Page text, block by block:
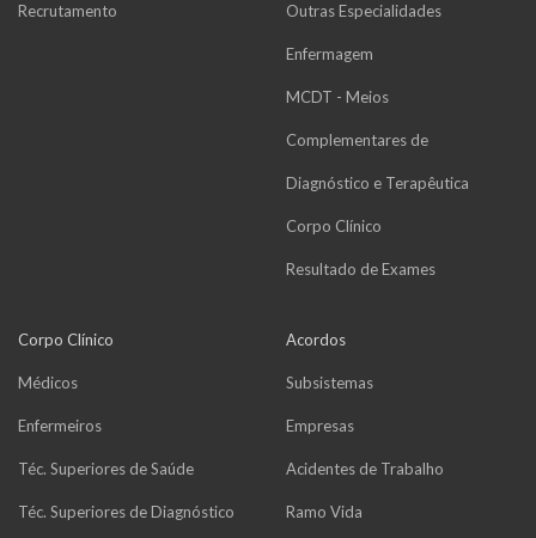
Recrutamento Outras Especialidades
Enfermagem
MCDT - Meios
Complementares de
Diagnóstico e Terapêutica
Corpo Clínico
Resultado de Exames
Corpo Clínico
Médicos
Enfermeiros
Téc. Superiores de Saúde
Téc. Superiores de Diagnóstico
Acordos
Subsistemas
Empresas
Acidentes de Trabalho
Ramo Vida